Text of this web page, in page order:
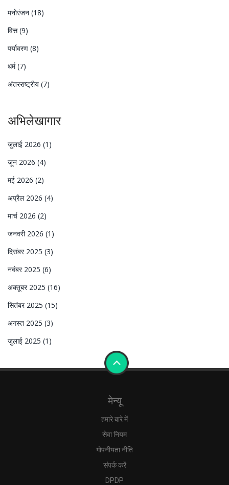
मनोरंजन (18)
वित्त(9)
पर्यावरण (8)
धर्म(7)
अंतरराष्ट्रीय (7)
अभिलेखागार
जुलाई 2026 (1)
जून 2026 (4)
मई 2026 (2)
अप्रैल 2026 (4)
मार्च 2026 (2)
जनवरी 2026 (1)
दिसंबर 2025 (3)
नवंबर 2025 (6)
अक्तूबर 2025 (16)
सितंबर 2025 (15)
अगस्त 2025 (3)
जुलाई 2025 (1)
मेन्यू
हमारे बारे में
सेवा नियम
गोपनीयता नीति
संपर्क करें
DPDP